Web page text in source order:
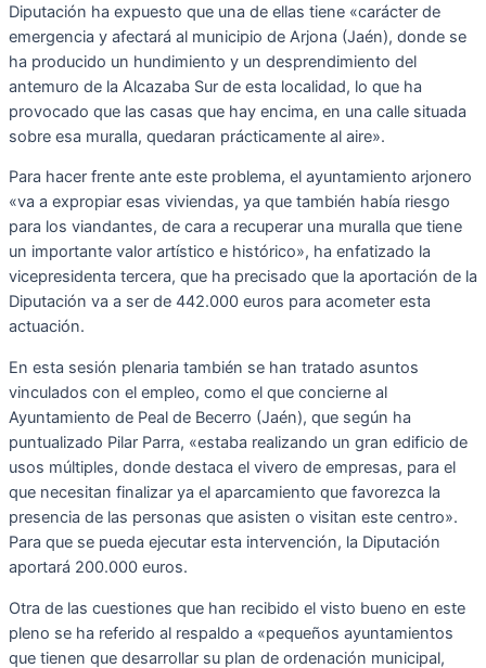
Diputación ha expuesto que una de ellas tiene «carácter de
emergencia y afectará al municipio de Arjona (Jaén), donde se
ha producido un hundimiento y un desprendimiento del
antemuro de la Alcazaba Sur de esta localidad, lo que ha
provocado que las casas que hay encima, en una calle situada
sobre esa muralla, quedaran prácticamente al aire».
Para hacer frente ante este problema, el ayuntamiento arjonero
«va a expropiar esas viviendas, ya que también había riesgo
para los viandantes, de cara a recuperar una muralla que tiene
un importante valor artístico e histórico», ha enfatizado la
vicepresidenta tercera, que ha precisado que la aportación de la
Diputación va a ser de 442.000 euros para acometer esta
actuación.
En esta sesión plenaria también se han tratado asuntos
vinculados con el empleo, como el que concierne al
Ayuntamiento de Peal de Becerro (Jaén), que según ha
puntualizado Pilar Parra, «estaba realizando un gran edificio de
usos múltiples, donde destaca el vivero de empresas, para el
que necesitan finalizar ya el aparcamiento que favorezca la
presencia de las personas que asisten o visitan este centro».
Para que se pueda ejecutar esta intervención, la Diputación
aportará 200.000 euros.
Otra de las cuestiones que han recibido el visto bueno en este
pleno se ha referido al respaldo a «pequeños ayuntamientos
que tienen que desarrollar su plan de ordenación municipal,